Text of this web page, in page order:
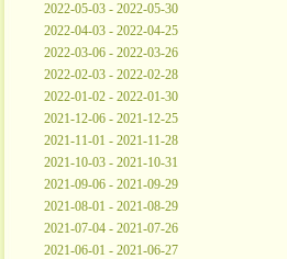
2022-05-03 - 2022-05-30
2022-04-03 - 2022-04-25
2022-03-06 - 2022-03-26
2022-02-03 - 2022-02-28
2022-01-02 - 2022-01-30
2021-12-06 - 2021-12-25
2021-11-01 - 2021-11-28
2021-10-03 - 2021-10-31
2021-09-06 - 2021-09-29
2021-08-01 - 2021-08-29
2021-07-04 - 2021-07-26
2021-06-01 - 2021-06-27